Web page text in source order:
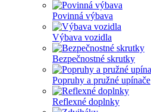
Povinná výbava
Výbava vozidla
Bezpečnostné skrutky
Popruhy a pružné upínače
Reflexné doplnky